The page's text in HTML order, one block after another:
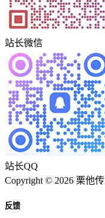
站长微信
站长QQ
Copyright © 2026 栗他
反馈